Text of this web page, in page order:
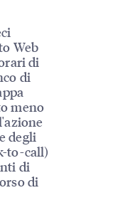
Web
di
di
meno
degli
to-call)
di
di